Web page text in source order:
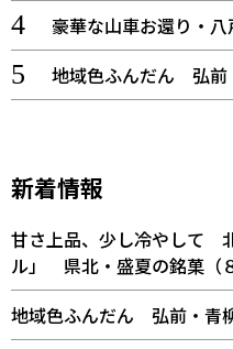
豪華な山車お還り・
地域色ふんだん 弘前
新着情報
甘さ上品、少し冷やして
ル」 県北・盛夏の銘菓（８
地域色ふんだん 弘前・青